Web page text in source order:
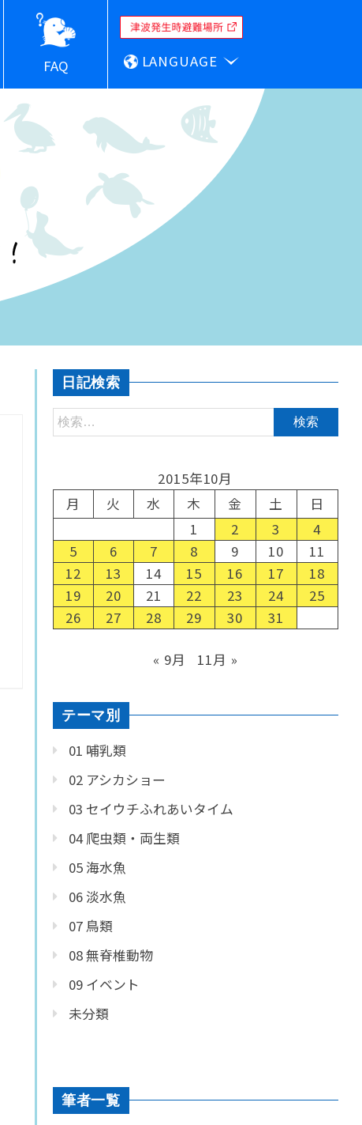
FAQ LANGUAGE
日記検索
2015年10月
月
火 水 木 金 土
日
1
2 3
4
5
6 7 8 9 10
11
12
13 14 15 16 17
18
19
20 21 22 23 24
25
26
27 28 29 30 31
« 9月 11月 »
テーマ別
01 哺乳類
02 アシカショー
03 セイウチふれあいタイム
04 爬虫類・両生類
05 海水魚
06 淡水魚
07 鳥類
08 無脊椎動物
09 イベント
未分類
筆者一覧